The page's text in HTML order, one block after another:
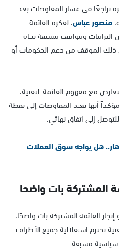
تراجعًا في مسار المفاوضات بعد
منصور عباس، لفكرة القائمة
التزامات ومواقف مسبقة تجاه
ذلك الموقف من دعم الحكومات أو
مع مفهوم القائمة التقنية،
أنها تعيد المفاوضات إلى نقطة
إلى اتفاق نهائي.
هل يواجه سوق العملات
المشتركة بات واضحًا
القائمة المشتركة بات واضحًا،
تحترم استقلالية جميع الأطراف
مسبقة.